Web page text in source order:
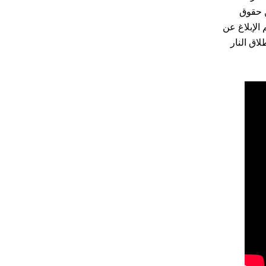
عن حقوق
عن المنطقة. في عام 2016 وحده ، تم الإبلاغ عن
النار